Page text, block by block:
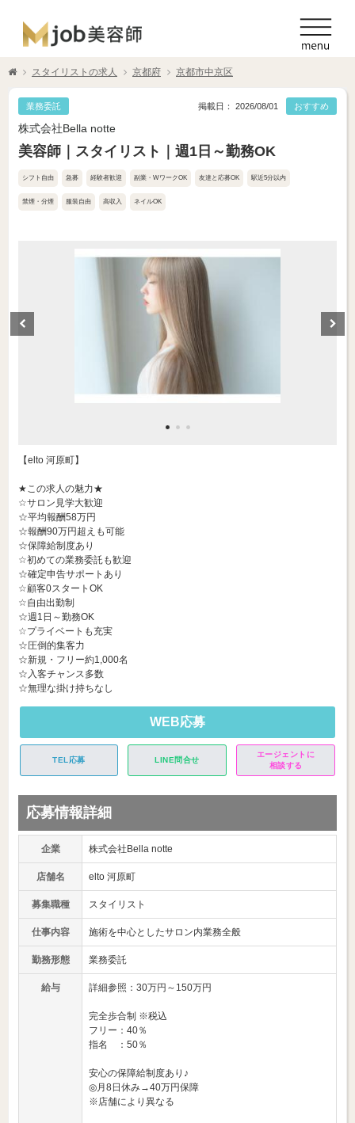
スタイリストの求人 京都府 京都市中京区
業務委託 おすすめ
掲載日： 2026/08/01
株式会社Bella notte
美容師｜スタイリスト｜週1日～勤務OK
シフト自由 急募 経験者歓迎 副業・WワークOK 友達と応募OK 駅近5分以内
禁煙・分煙 服装自由 高収入 ネイルOK
【elto 河原町】
★この求人の魅力★
☆サロン見学大歓迎
☆平均報酬58万円
☆報酬90万円超えも可能
☆保障給制度あり
☆初めての業務委託も歓迎
☆確定申告サポートあり
☆顧客0スタートOK
☆自由出勤制
☆週1日～勤務OK
☆プライベートも充実
☆圧倒的集客力
☆新規・フリー約1,000名
☆入客チャンス多数
☆無理な掛け持ちなし
WEB応募
TEL応募 LINE問合せ
エージェントに
相談する
応募情報詳細
企業 株式会社Bella notte
店舗名 elto 河原町
募集職種 スタイリスト
仕事内容 施術を中心としたサロン内業務全般
勤務形態 業務委託
給与 詳細参照：30万円～150万円
完全歩合制 ※税込
フリー：40％
指名 ：50％
安心の保障給制度あり♪
◎月8日休み→40万円保障
※店舗により異なる